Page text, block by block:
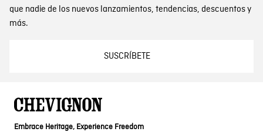
que nadie de los nuevos lanzamientos, tendencias, descuentos y
más.
SUSCRÍBETE
Embrace Heritage, Experience Freedom